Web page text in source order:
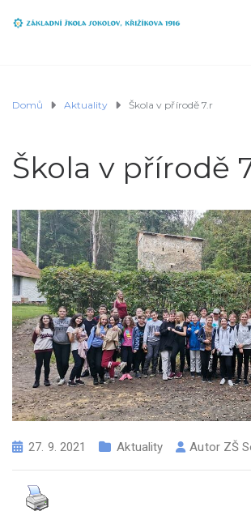
Domů Aktuality Škola v přírodě 7.r
Škola v přírodě
27. 9. 2021 Aktuality Autor ZŠ